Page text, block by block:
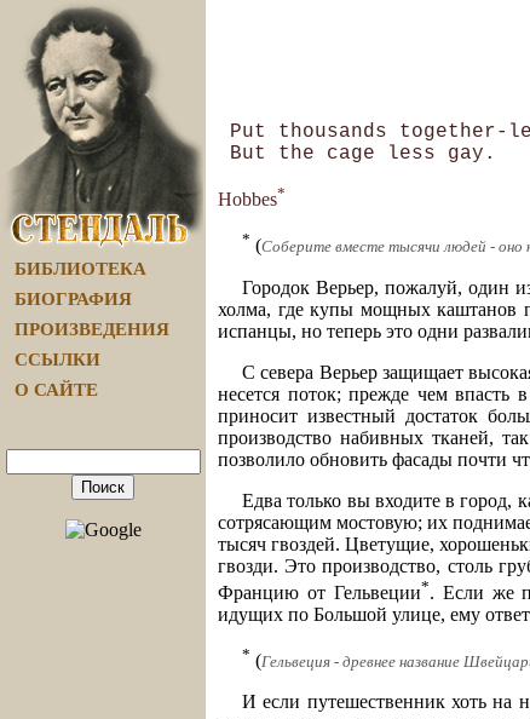
БИБЛИОТЕКА
БИОГРАФИЯ
ПРОИЗВЕДЕНИЯ
ССЫЛКИ
О САЙТЕ
Put thousands together-
Hobbes*
* (Соберите вместе тысячи людей - оно
Городок Верьер, пожалуй, один
холма, где купы мощных каштанов
испанцы, но теперь это одни
С севера Верьер защищает
несется поток; прежде чем
приносит известный достаток
производство набивных тканей,
позволило обновить фасады почти
Едва только вы входите в город,
сотрясающим мостовую; их
тысяч гвоздей. Цветущие,
гвозди. Это производство, столь
Францию от Гельвеции*. Если же
идущих по Большой улице, ему
* (Гельвеция - древнее название
И если путешественник хоть на